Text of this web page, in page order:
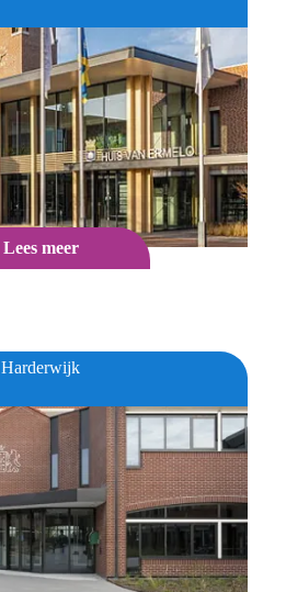
Lees meer
Harderwijk